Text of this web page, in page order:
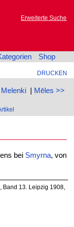
Erweiterte Suche
Shop
DRUCKEN
| Mēles >>
bei Smyrna, von
Band 13. Leipzig 1908,